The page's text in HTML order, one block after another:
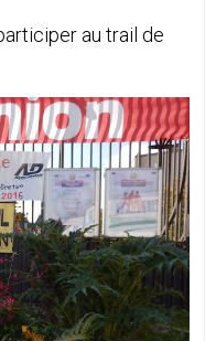
au trail de